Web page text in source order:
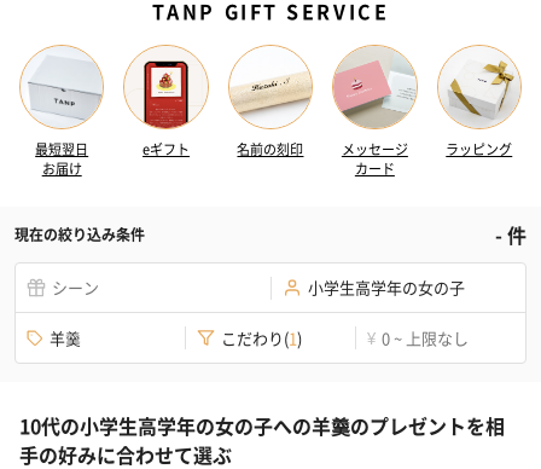
TANP GIFT SERVICE
最短翌日
お届け
eギフト 名前の刻印
メッセージ
カード
ラッピング
現在の絞り込み条件 -件
シーン 小学生高学年の女の子
羊羹 こだわり(1) ¥ 0 ~ 上限なし
10代の小学生高学年の女の子への羊羹のプレゼントを相
手の好みに合わせて選ぶ